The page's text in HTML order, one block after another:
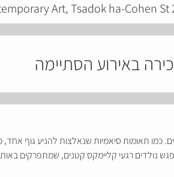
Art, Tsadok ha-Cohen St
באירוע הסתיימה
כמו תאומות סיאמיות שנאלצות להניע גוף
רגעי קליימקס קטנים, שמתפרקים